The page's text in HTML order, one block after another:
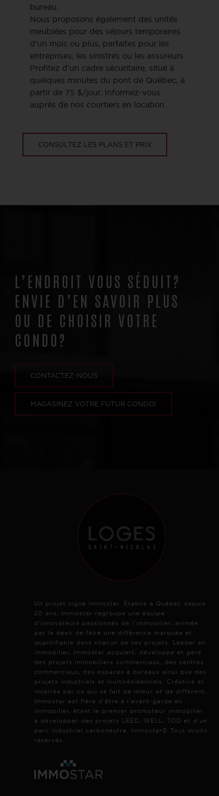
bureau.
Nous proposons également des unités
meublées pour des séjours temporaires
d’un mois ou plus, parfaites pour les
entreprises, les sinistrés ou les assureurs.
Profitez d’un cadre sécuritaire, situé à
quelques minutes du pont de Québec, à
partir de 75 $/jour. Informez-vous
auprès de nos courtiers en location.
CONSULTEZ LES PLANS ET PRIX
L’ENDROIT VOUS SÉDUIT?
ENVIE D’EN SAVOIR PLUS
OU DE CHOISIR VOTRE
CONDO?
CONTACTEZ-NOUS
MAGASINEZ VOTRE FUTUR CONDO!
Un projet signé Immostar. Établie à Québec depuis
20 ans, Immostar regroupe une équipe
d’innovateurs passionnés de l’immobilier, animée
par le désir de faire une différence marquée et
quantifiable dans chacun de ses projets. Leader en
immobilier, Immostar acquiert, développe et gère
des projets immobiliers commerciaux, des centres
commerciaux, des espaces à bureaux ainsi que des
projets industriels et multirésidentiels. Créative et
inspirée par ce qui se fait de mieux et de différent,
Immostar est fière d’être à l’avant-garde en
immobilier, étant le premier promoteur immobilier
à développer des projets LEED, WELL, TOD et d’un
parc industriel carboneutre. Immostar© Tous droits
réservés.